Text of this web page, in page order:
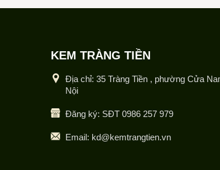
KEM TRÀNG TIỀN
Địa chỉ: 35 Tràng Tiền , phường Cửa
Nội
Đăng ký: SĐT 0986 257 979
Email: kd@kemtrangtien.vn